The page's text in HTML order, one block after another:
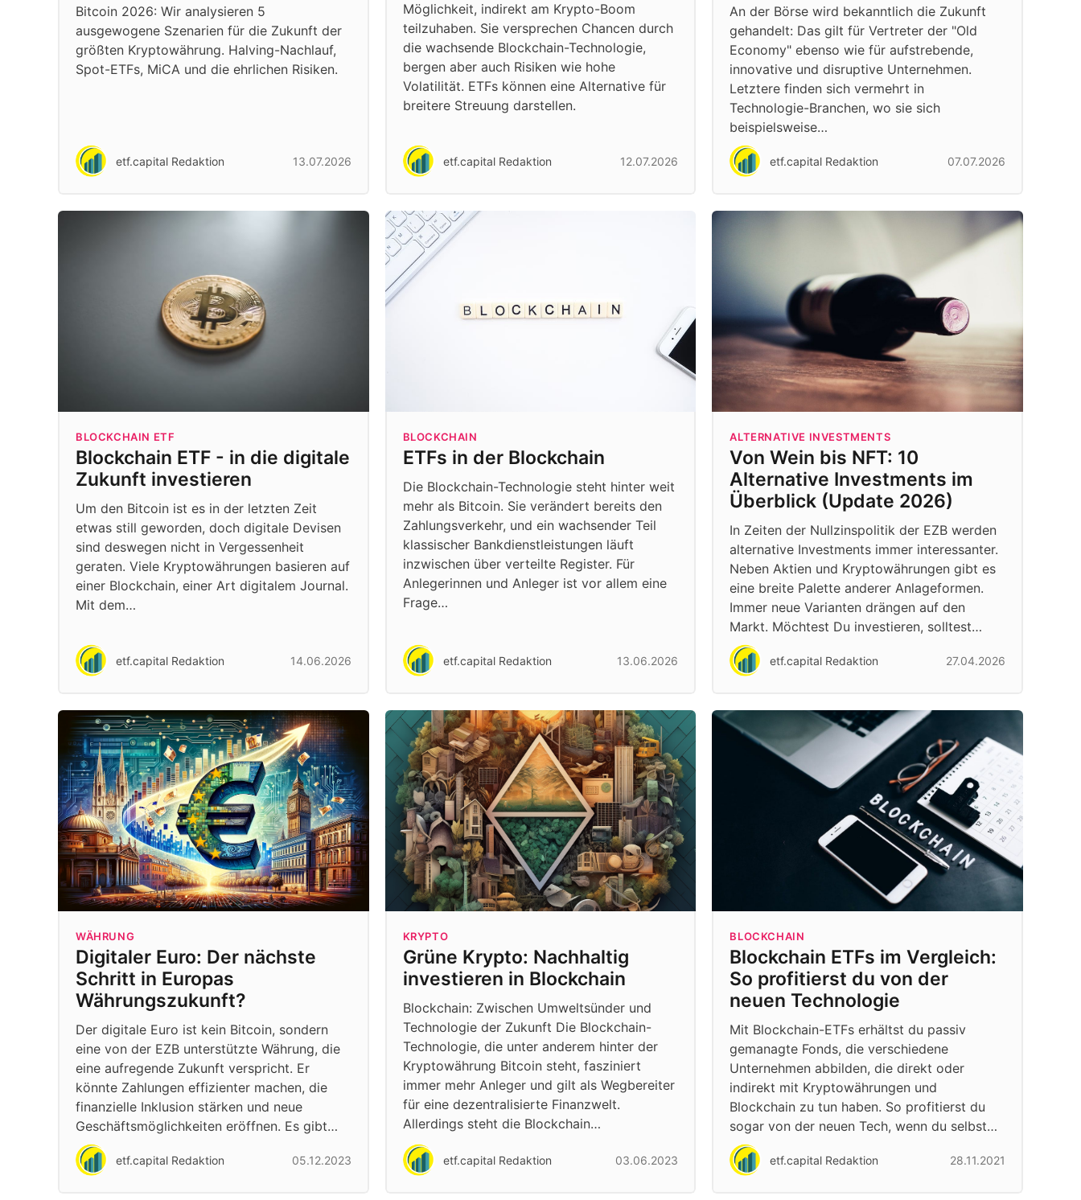
Bitcoin 2026: Wir analysieren 5
ausgewogene Szenarien für die Zukunft der
größten Kryptowährung. Halving-Nachlauf,
Spot-ETFs, MiCA und die ehrlichen Risiken.
etf.capital Redaktion 13.07.2026
Möglichkeit, indirekt am Krypto-Boom
teilzuhaben. Sie versprechen Chancen durch
die wachsende Blockchain-Technologie,
bergen aber auch Risiken wie hohe
Volatilität. ETFs können eine Alternative für
breitere Streuung darstellen.
etf.capital Redaktion 12.07.2026
An der Börse wird bekanntlich die Zukunft
gehandelt: Das gilt für Vertreter der "Old
Economy" ebenso wie für aufstrebende,
innovative und disruptive Unternehmen.
Letztere finden sich vermehrt in
Technologie-Branchen, wo sie sich
beispielsweise…
etf.capital Redaktion 07.07.2026
BLOCKCHAIN ETF
Blockchain ETF - in die digitale
Zukunft investieren
Um den Bitcoin ist es in der letzten Zeit
etwas still geworden, doch digitale Devisen
sind deswegen nicht in Vergessenheit
geraten. Viele Kryptowährungen basieren auf
einer Blockchain, einer Art digitalem Journal.
Mit dem…
etf.capital Redaktion 14.06.2026
BLOCKCHAIN
ETFs in der Blockchain
Die Blockchain-Technologie steht hinter weit
mehr als Bitcoin. Sie verändert bereits den
Zahlungsverkehr, und ein wachsender Teil
klassischer Bankdienstleistungen läuft
inzwischen über verteilte Register. Für
Anlegerinnen und Anleger ist vor allem eine
Frage…
etf.capital Redaktion 13.06.2026
ALTERNATIVE INVESTMENTS
Von Wein bis NFT: 10
Alternative Investments im
Überblick (Update 2026)
In Zeiten der Nullzinspolitik der EZB werden
alternative Investments immer interessanter.
Neben Aktien und Kryptowährungen gibt es
eine breite Palette anderer Anlageformen.
Immer neue Varianten drängen auf den
Markt. Möchtest Du investieren, solltest…
etf.capital Redaktion 27.04.2026
WÄHRUNG
Digitaler Euro: Der nächste
Schritt in Europas
Währungszukunft?
Der digitale Euro ist kein Bitcoin, sondern
eine von der EZB unterstützte Währung, die
eine aufregende Zukunft verspricht. Er
könnte Zahlungen effizienter machen, die
finanzielle Inklusion stärken und neue
Geschäftsmöglichkeiten eröffnen. Es gibt…
etf.capital Redaktion 05.12.2023
KRYPTO
Grüne Krypto: Nachhaltig
investieren in Blockchain
Blockchain: Zwischen Umweltsünder und
Technologie der Zukunft Die Blockchain-
Technologie, die unter anderem hinter der
Kryptowährung Bitcoin steht, fasziniert
immer mehr Anleger und gilt als Wegbereiter
für eine dezentralisierte Finanzwelt.
Allerdings steht die Blockchain…
etf.capital Redaktion 03.06.2023
BLOCKCHAIN
Blockchain ETFs im Vergleich:
So profitierst du von der
neuen Technologie
Mit Blockchain-ETFs erhältst du passiv
gemanagte Fonds, die verschiedene
Unternehmen abbilden, die direkt oder
indirekt mit Kryptowährungen und
Blockchain zu tun haben. So profitierst du
sogar von der neuen Tech, wenn du selbst…
etf.capital Redaktion 28.11.2021